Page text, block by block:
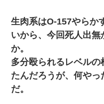
生肉系はO-157やらか
いから、今回死人出無
か。
多分殴られるレベル
たんだろうが、何や
だ。